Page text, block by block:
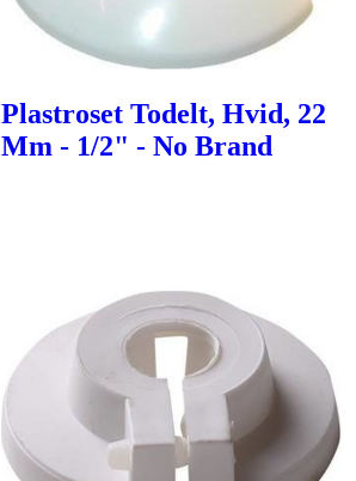
Plastroset Todelt, Hvid, 22
Mm - 1/2" - No Brand